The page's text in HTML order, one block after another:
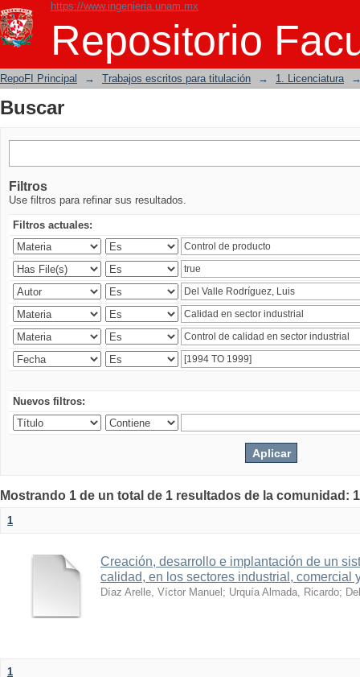
https://www.ingenieria.unam.mx
Repositorio
Buscar
RepoFI Principal → Trabajos escritos para titulación → 1. Licenciatura
Buscar
Filtros
Use filtros para refinar sus resultados.
Filtros actuales:
Nuevos filtros:
Mostrando 1 de un total de 1 resultados de la comunidad:
1
Creación, desarrollo e implantación de un
calidad, en los sectores industrial, comercial
Díaz Arelle, Víctor Manuel ; Urquía Almada, Ricardo;
1